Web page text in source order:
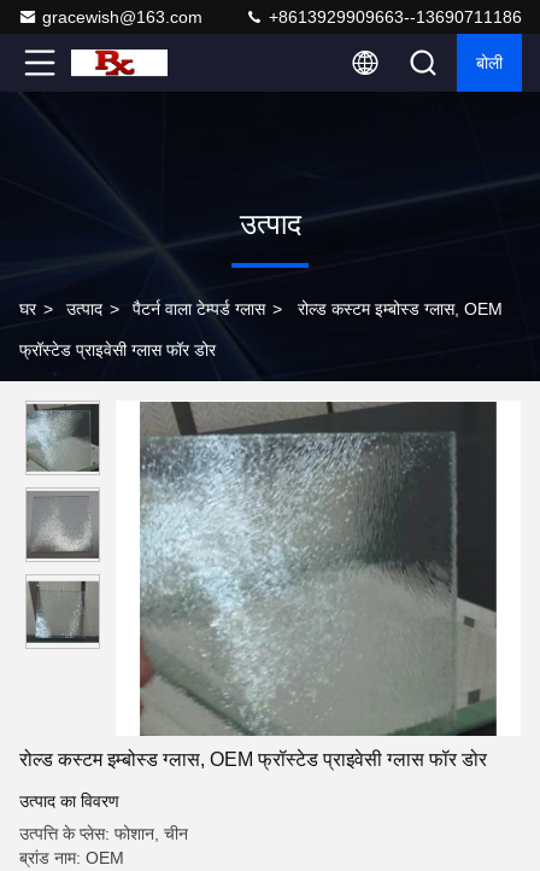
gracewish@163.com +8613929909663--13690711186
बोली
उत्पाद
घर > उत्पाद > पैटर्न वाला टेम्पर्ड ग्लास > रोल्ड कस्टम इम्बोस्ड ग्लास, OEM
फ्रॉस्टेड प्राइवेसी ग्लास फॉर डोर
रोल्ड कस्टम इम्बोस्ड ग्लास, OEM फ्रॉस्टेड प्राइवेसी ग्लास फॉर डोर
उत्पाद का विवरण
उत्पत्ति के प्लेस: फोशान, चीन
ब्रांड नाम: OEM